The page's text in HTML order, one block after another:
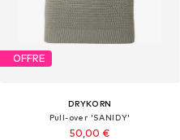
OFFRE
DRYKORN
Pull-over 'SANIDY'
50,00 €